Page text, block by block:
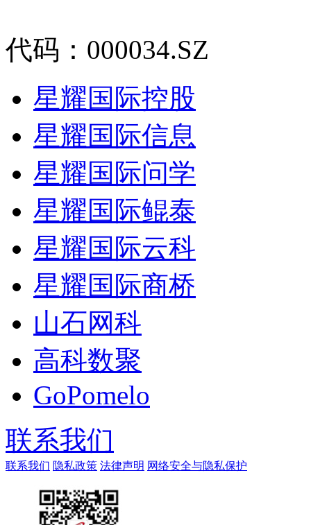
代码：000034.SZ
星耀国际控股
星耀国际信息
星耀国际问学
星耀国际鲲泰
星耀国际云科
星耀国际商桥
山石网科
高科数聚
GoPomelo
联系我们
联系我们 隐私政策 法律声明 网络安全与隐私保护